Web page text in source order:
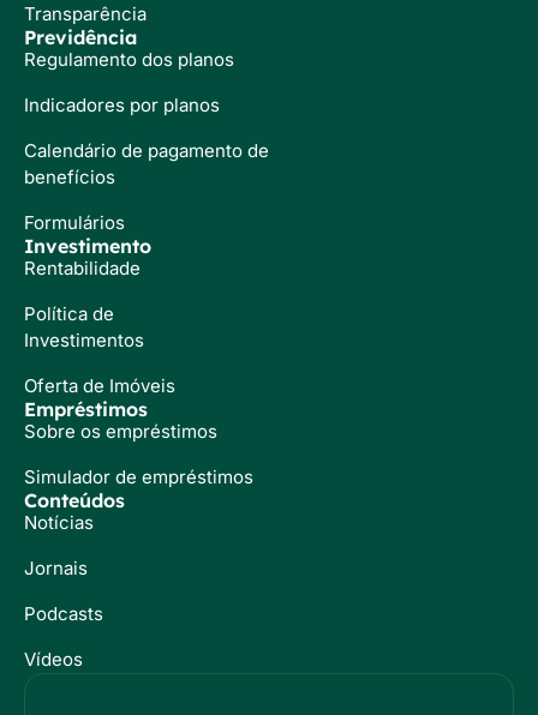
Transparência
Previdência
Regulamento dos planos
Indicadores por planos
Calendário de pagamento de
benefícios
Formulários
Investimento
Rentabilidade
Política de
Investimentos
Oferta de Imóveis
Empréstimos
Sobre os empréstimos
Simulador de empréstimos
Conteúdos
Notícias
Jornais
Podcasts
Vídeos